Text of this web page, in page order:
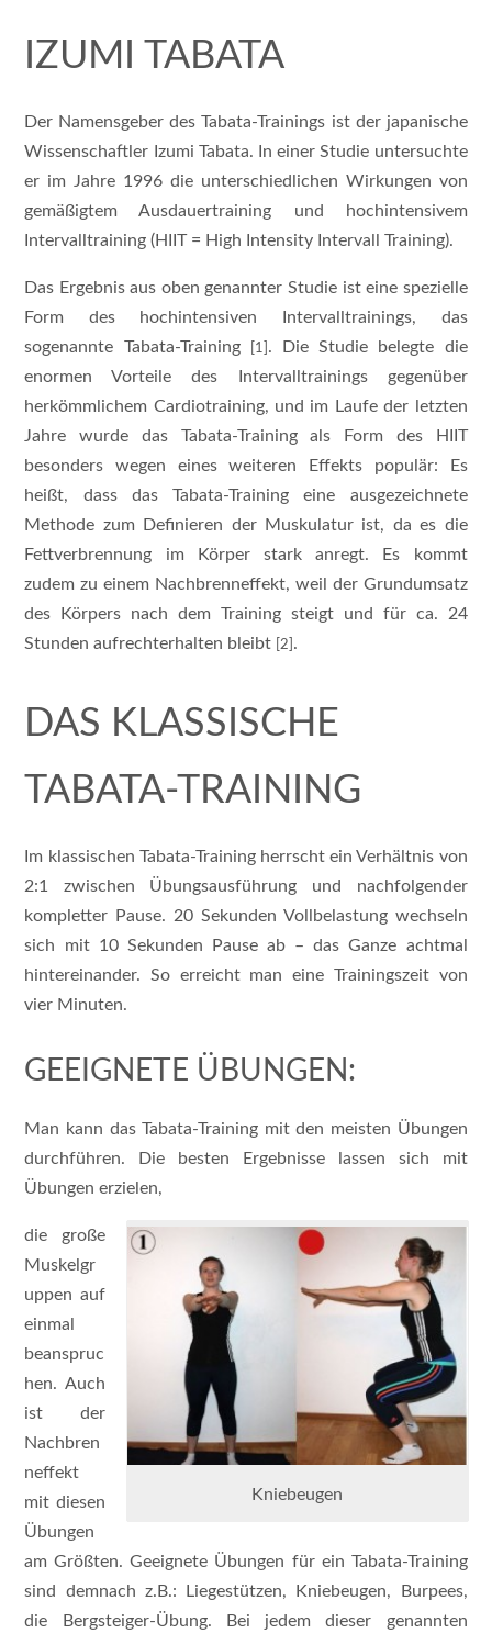
IZUMI TABATA
Der Namensgeber des Tabata-Trainings ist der japanische
Wissenschaftler Izumi Tabata. In einer Studie untersuchte
er im Jahre 1996 die unterschiedlichen Wirkungen von
gemäßigtem Ausdauertraining und hochintensivem
Intervalltraining (HIIT = High Intensity Intervall Training).
Das Ergebnis aus oben genannter Studie ist eine spezielle
Form des hochintensiven Intervalltrainings, das
sogenannte Tabata-Training
[1] . Die Studie belegte die
enormen Vorteile des Intervalltrainings gegenüber
herkömmlichem Cardiotraining, und im Laufe der letzten
Jahre wurde das Tabata-Training als Form des HIIT
besonders wegen eines weiteren Effekts populär: Es
heißt, dass das Tabata-Training eine ausgezeichnete
Methode zum Definieren der Muskulatur ist, da es die
Fettverbrennung im Körper stark anregt. Es kommt
zudem zu einem Nachbrenneffekt, weil der Grundumsatz
des Körpers nach dem Training steigt und für ca. 24
Stunden aufrechterhalten bleibt
[2] .
DAS KLASSISCHE
TABATA-TRAINING
Im klassischen Tabata-Training herrscht ein Verhältnis von
2:1 zwischen Übungsausführung und nachfolgender
kompletter Pause. 20 Sekunden Vollbelastung wechseln
sich mit 10 Sekunden Pause ab – das Ganze achtmal
hintereinander. So erreicht man eine Trainingszeit von
vier Minuten.
GEEIGNETE ÜBUNGEN:
Man kann das Tabata-Training mit den meisten Übungen
durchführen. Die besten Ergebnisse lassen sich mit
Übungen erzielen,
Kniebeugen
die große
Muskelgr
uppen auf
einmal
beanspruc
hen. Auch
ist der
Nachbren
neffekt
mit diesen
Übungen
am Größten. Geeignete Übungen für ein Tabata-Training
sind demnach z.B.: Liegestützen, Kniebeugen, Burpees,
die Bergsteiger-Übung. Bei jedem dieser genannten